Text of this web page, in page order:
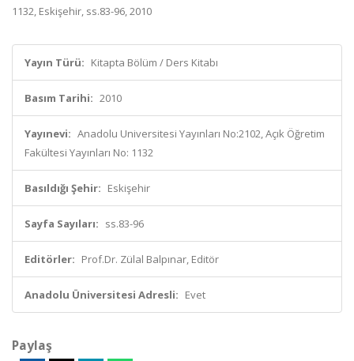
1132, Eskişehir, ss.83-96, 2010
Yayın Türü: Kitapta Bölüm / Ders Kitabı
Basım Tarihi: 2010
Yayınevi: Anadolu Universitesi Yayınları No:2102, Açık Öğretim
Fakültesi Yayınları No: 1132
Basıldığı Şehir: Eskişehir
Sayfa Sayıları: ss.83-96
Editörler: Prof.Dr. Zülal Balpınar, Editör
Anadolu Üniversitesi Adresli: Evet
Paylaş